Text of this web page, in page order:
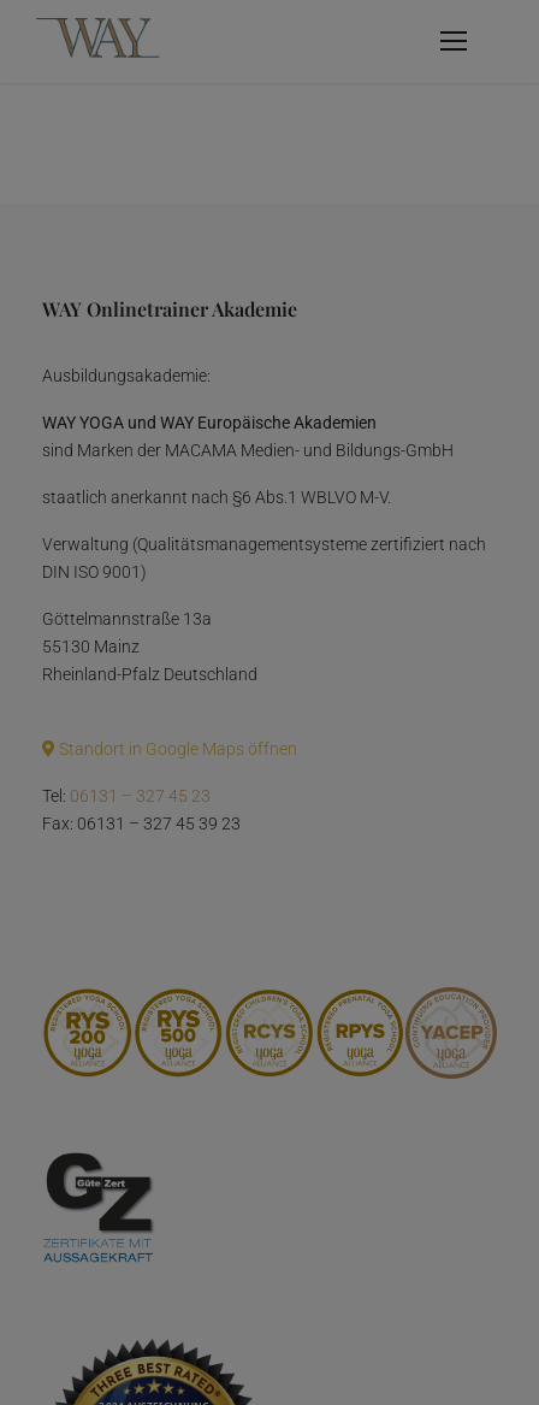
WAY Onlinetrainer Akademie
Ausbildungsakademie:
WAY YOGA und WAY Europäische Akademien
sind Marken der MACAMA Medien- und Bildungs-GmbH
staatlich anerkannt nach §6 Abs.1 WBLVO M-V.
Verwaltung (Qualitätsmanagementsysteme zertifiziert nach
DIN ISO 9001)
Göttelmannstraße 13a
55130 Mainz
Rheinland-Pfalz Deutschland
Standort in Google Maps öffnen
Tel: 06131 – 327 45 23
Fax: 06131 – 327 45 39 23